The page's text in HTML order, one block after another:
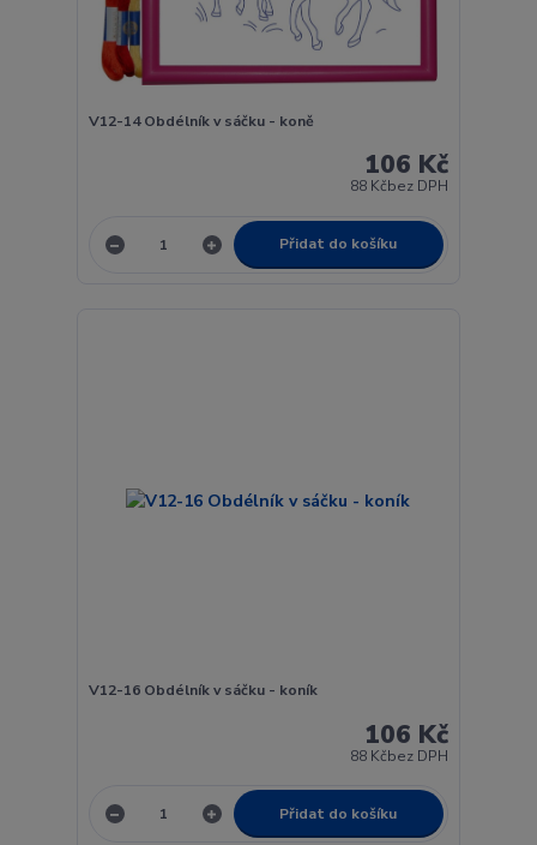
V12-14 Obdélník v sáčku - koně
106 Kč
88 Kčbez DPH
Přidat do košíku
V12-16 Obdélník v sáčku - koník
106 Kč
88 Kčbez DPH
Přidat do košíku